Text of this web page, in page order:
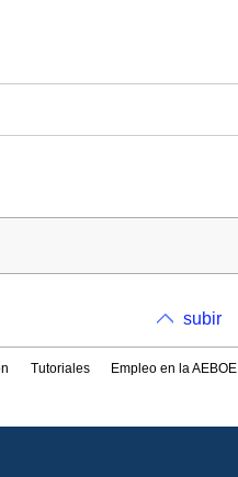
subir
Tutoriales Empleo en la AEBOE